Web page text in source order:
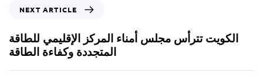
NEXT ARTICLE
الكويت تترأس مجلس أمناء المركز الإقليمي للطاقة
المتجددة وكفاءة الطاقة